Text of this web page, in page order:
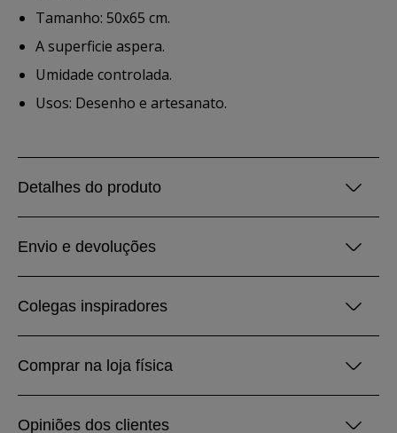
Tamanho: 50x65 cm.
A superficie aspera.
Umidade controlada.
Usos: Desenho e artesanato.
Detalhes do produto
Envio e devoluções
Colegas inspiradores
Comprar na loja física
Opiniões dos clientes